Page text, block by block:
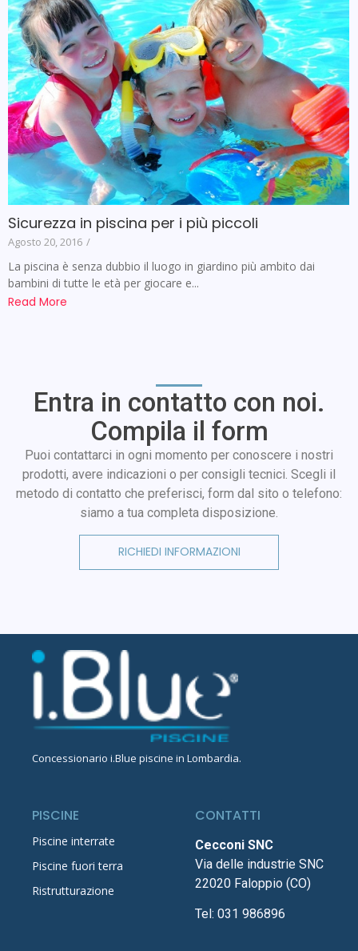
Sicurezza in piscina per i più piccoli
Agosto 20, 2016 /
La piscina è senza dubbio il luogo in giardino più ambito dai
bambini di tutte le età per giocare e...
Read More
Entra in contatto con noi.
Compila il form
Puoi contattarci in ogni momento per conoscere i nostri
prodotti, avere indicazioni o per consigli tecnici. Scegli il
metodo di contatto che preferisci, form dal sito o telefono:
siamo a tua completa disposizione.
RICHIEDI INFORMAZIONI
Concessionario i.Blue piscine in Lombardia.
PISCINE
Piscine interrate
Piscine fuori terra
Ristrutturazione
CONTATTI
Cecconi SNC
Via delle industrie SNC
22020 Faloppio (CO)
Tel: 031 986896